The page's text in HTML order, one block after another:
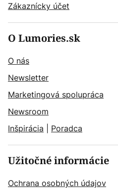
Zákaznícky účet
O Lumories.sk
O nás
Newsletter
Marketingová spolupráca
Newsroom
Inšpirácia
Poradca
Užitočné informácie
Ochrana osobných údajov